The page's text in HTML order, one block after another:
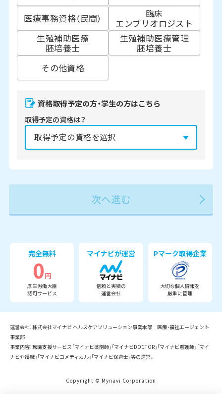
医療事務資格（民間）
臨床
エンブリオロジスト
生殖補助医療
胚培養士
生殖補助医療管理
胚培養士
その他資格
資格取得予定の方・学生の方はこちら
取得予定の資格は？
2027年 2028年 2029年 3月
完全無料
0円
厚生労働大臣
認可サービス
マイナビが運営
信頼と実績の
運営会社
Pマーク取得企業
大切な個人情報を
厳重に管理
運営会社：株式会社マイナビ ヘルスケアソリューション事業本部 医療・福祉エージェント
事業部
事業内容：転職支援サービス「マイナビ薬剤師」「マイナビDOCTOR」「マイナビ看護師」「マイ
ナビ介護職」「マイナビコメディカル」「マイナビ保育士」等の運営。
Copyright © Mynavi Corporation